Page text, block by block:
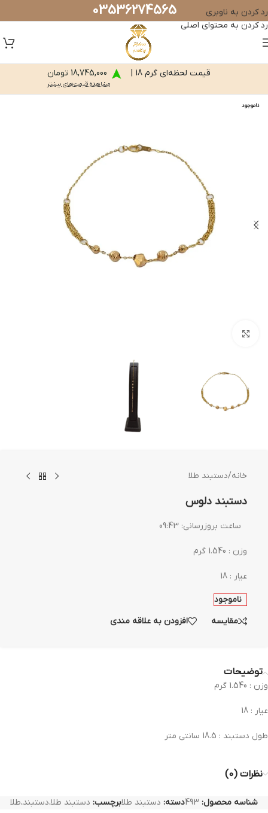
رد کردن به ناوبری
رد کردن به محتوای اصلی
03536274565
قیمت لحظه‌ای گرم 18 | 18,745,000 تومان
مشاهده قیمت‌های بیشتر
ناموجود
خانه/دستبند طلا
دستبند دلوس
ساعت بروزرسانی: 09:43
وزن : 1.540 گرم
عیار : 18
ناموجود
مقایسه
افزودن به علاقه مندی
توضیحات
وزن : 1.540 گرم
عیار : 18
طول دستبند : 18.5 سانتی متر
نظرات (0)
شناسه محصول: 493دسته: دستبند طلابرچسب: دستبند طلا،دستبند،طلا